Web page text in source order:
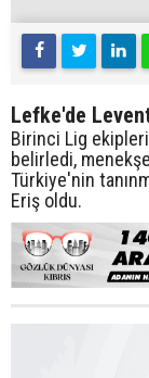
Lefke'de
Birinci Lig
belirledi,
Türkiye'nin
Eriş oldu.